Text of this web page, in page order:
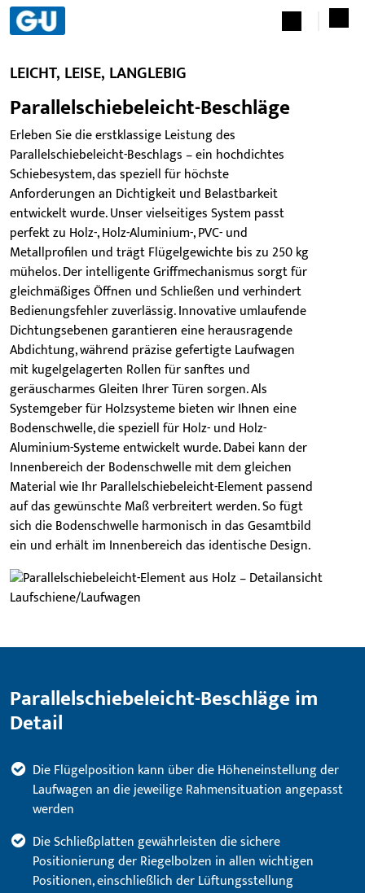
LEICHT, LEISE, LANGLEBIG
Parallelschiebeleicht-Beschläge
Erleben Sie die erstklassige Leistung des
Parallelschiebeleicht-Beschlags – ein hochdichtes
Schiebesystem, das speziell für höchste
Anforderungen an Dichtigkeit und Belastbarkeit
entwickelt wurde. Unser vielseitiges System passt
perfekt zu Holz-, Holz-Aluminium-, PVC- und
Metallprofilen und trägt Flügelgewichte bis zu 250 kg
mühelos. Der intelligente Griffmechanismus sorgt für
gleichmäßiges Öffnen und Schließen und verhindert
Bedienungsfehler zuverlässig. Innovative umlaufende
Dichtungsebenen garantieren eine herausragende
Abdichtung, während präzise gefertigte Laufwagen
mit kugelgelagerten Rollen für sanftes und
geräuscharmes Gleiten Ihrer Türen sorgen. Als
Systemgeber für Holzsysteme bieten wir Ihnen eine
Bodenschwelle, die speziell für Holz- und Holz-
Aluminium-Systeme entwickelt wurde. Dabei kann der
Innenbereich der Bodenschwelle mit dem gleichen
Material wie Ihr Parallelschiebeleicht-Element passend
auf das gewünschte Maß verbreitert werden. So fügt
sich die Bodenschwelle harmonisch in das Gesamtbild
ein und erhält im Innenbereich das identische Design.
Parallelschiebeleicht-Beschläge im
Detail
Die Flügelposition kann über die Höheneinstellung der
Laufwagen an die jeweilige Rahmensituation angepasst
werden
Die Schließplatten gewährleisten die sichere
Positionierung der Riegelbolzen in allen wichtigen
Positionen, einschließlich der Lüftungsstellung